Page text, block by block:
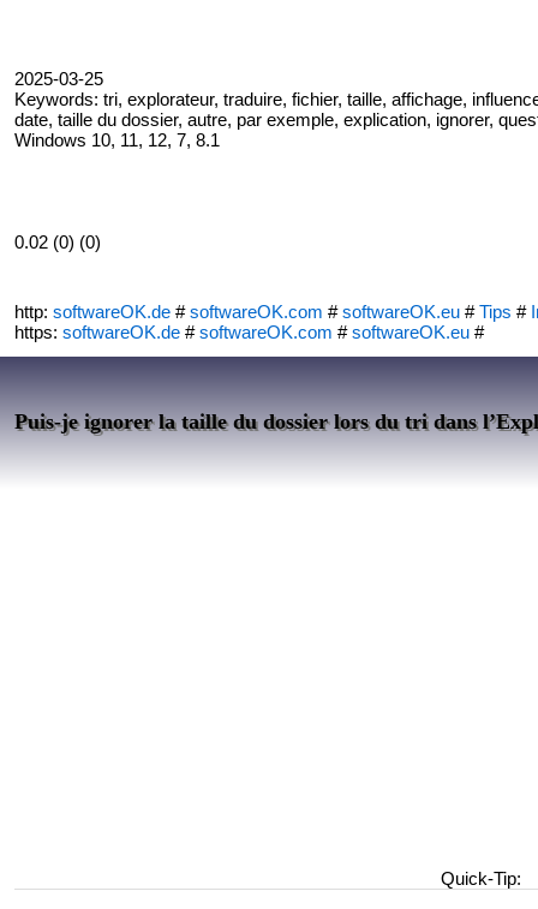
2025-03-25
Keywords: tri, explorateur, traduire, fichier, taille, affichage,
date, taille du dossier, autre, par exemple, explication, ignorer,
Windows 10, 11, 12, 7, 8.1
0.02 (0) (0)
http: softwareOK.de #softwareOK.com #softwareOK.eu #Tips #
https: softwareOK.de #softwareOK.com #softwareOK.eu #
Puis-je ignorer la taille du dossier lors du tri dans
Quick-Tip: